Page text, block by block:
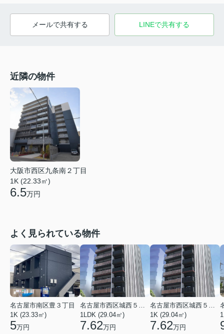
メールで共有する LINEで共有する
近隣の物件
大阪市西区九条南２丁目
1K (22.33㎡)
6.5万円
よく見られている物件
名古屋市南区豊３丁目
1K (23.33㎡)
5万円
1LDK (29.04㎡)
7.62万円
1K (29.04㎡)
7.62万円